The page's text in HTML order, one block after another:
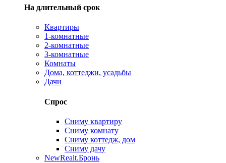
На длительный срок
Квартиры
1-комнатные
2-комнатные
3-комнатные
Комнаты
Дома, коттеджи, усадьбы
Дачи
Спрос
Сниму квартиру
Сниму комнату
Сниму коттедж, дом
Сниму дачу
NewRealt.Бронь